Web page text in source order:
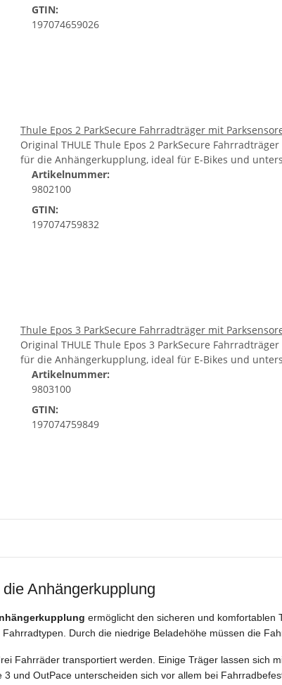
GTIN:
197074659026
Thule Epos 2 ParkSecure Fahrradträger mit
Original THULE Thule Epos 2 ParkSecure
für die Anhängerkupplung, ideal für E-Bikes und
Artikelnummer:
9802100
GTIN:
197074759832
Thule Epos 3 ParkSecure Fahrradträger mit
Original THULE Thule Epos 3 ParkSecure
für die Anhängerkupplung, ideal für E-Bikes und
Artikelnummer:
9803100
GTIN:
197074759849
Anhängerkupplung
ermöglicht den sicheren und komfortablen
Durch die niedrige Beladehöhe müssen die
Fahrräder transportiert werden. Einige Träger lassen sich
3 und OutPace unterscheiden sich vor allem bei